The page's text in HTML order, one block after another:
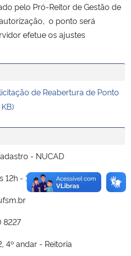
dos Direitos Humanos
pelo Pró-Reitor de Gestão de
o ponto será
efetue os ajustes
de Reabertura de Ponto
- NUCAD
12h - 13h30 às 17h
8227
4º andar - Reitoria